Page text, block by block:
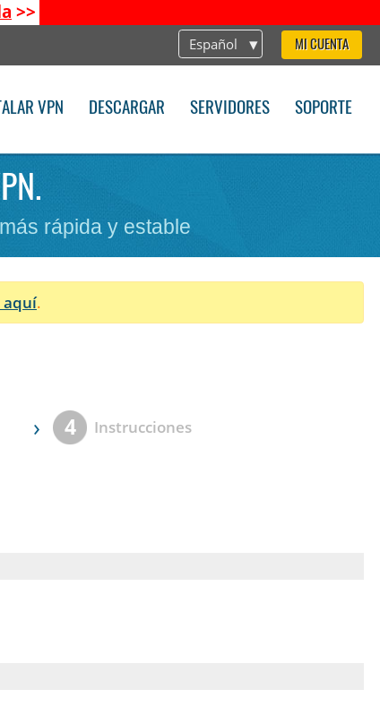
>>
Español MI CUENTA
VPN DESCARGAR SERVIDORES SOPORTE
rápida y estable
aquí.
› 4 Instrucciones